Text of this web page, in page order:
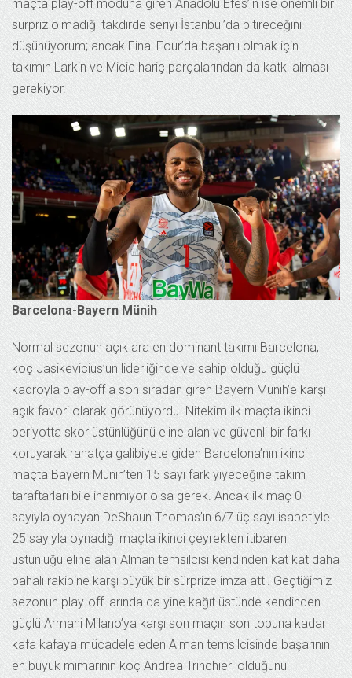
maçta play-off moduna giren Anadolu Efes’in ise önemli bir
sürpriz olmadığı takdirde seriyi İstanbul’da bitireceğini
düşünüyorum; ancak Final Four’da başarılı olmak için
takımın Larkin ve Micic hariç parçalarından da katkı alması
gerekiyor.
Barcelona-Bayern Münih
Normal sezonun açık ara en dominant takımı Barcelona,
koç Jasikevicius’un liderliğinde ve sahip olduğu güçlü
kadroyla play-off a son sıradan giren Bayern Münih’e karşı
açık favori olarak görünüyordu. Nitekim ilk maçta ikinci
periyotta skor üstünlüğünü eline alan ve güvenli bir farkı
koruyarak rahatça galibiyete giden Barcelona’nın ikinci
maçta Bayern Münih’ten 15 sayı fark yiyeceğine takım
taraftarları bile inanmıyor olsa gerek. Ancak ilk maç 0
sayıyla oynayan DeShaun Thomas’ın 6/7 üç sayı isabetiyle
25 sayıyla oynadığı maçta ikinci çeyrekten itibaren
üstünlüğü eline alan Alman temsilcisi kendinden kat kat daha
pahalı rakibine karşı büyük bir sürprize imza attı. Geçtiğimiz
sezonun play-off larında da yine kağıt üstünde kendinden
güçlü Armani Milano’ya karşı son maçın son topuna kadar
kafa kafaya mücadele eden Alman temsilcisinde başarının
en büyük mimarının koç Andrea Trinchieri olduğunu